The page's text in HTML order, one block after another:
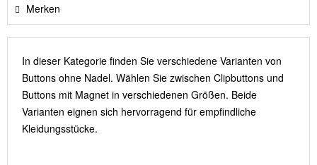
Merken
In dieser Kategorie finden Sie verschiedene Varianten von
Buttons ohne Nadel. Wählen Sie zwischen Clipbuttons und
Buttons mit Magnet in verschiedenen Größen. Beide
Varianten eignen sich hervorragend für empfindliche
Kleidungsstücke.